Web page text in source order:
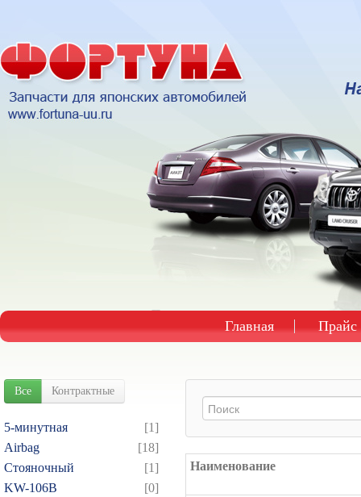
Главная Прайс
Все Контрактные
5-минутная
[1]
Airbag
[18]
Cтояночный
[1]
KW-106B
[0]
Наименование